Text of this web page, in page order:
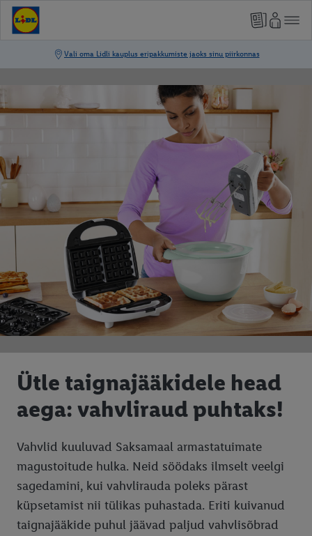
Ütle taignajääkidele head
aega: vahvliraud puhtaks!
Vahvlid kuuluvad Saksamaal armastatuimate
magustoitude hulka. Neid söödaks ilmselt veelgi
sagedamini, kui vahvlirauda poleks pärast
küpsetamist nii tülikas puhastada. Eriti kuivanud
taignajääkide puhul jäävad paljud vahvlisõbrad